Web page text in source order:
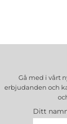
av de mest
iPhone
Mobil
Gå med i vårt
erbjudanden och
Ditt